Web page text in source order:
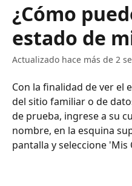
¿Cómo
estado de
Actualizado hace más de 2
Con la finalidad de ver el
del sitio familiar o de
de prueba, ingrese a su
nombre, en la esquina
pantalla y seleccione 'Mis